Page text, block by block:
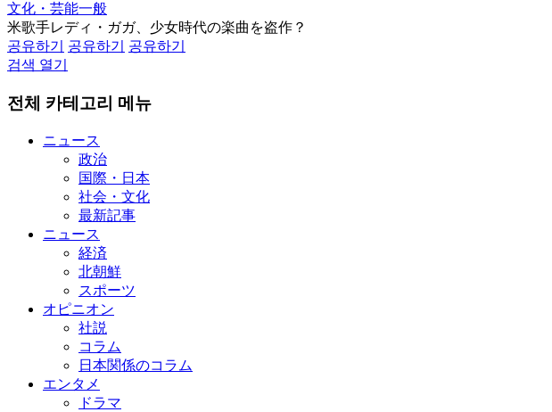
文化・芸能一般
米歌手レディ・ガガ、少女時代の楽曲を盗作？
공유하기
공유하기
공유하기
검색 열기
전체 카테고리 메뉴
ニュース
政治
国際・日本
社会・文化
最新記事
ニュース
経済
北朝鮮
スポーツ
オピニオン
社説
コラム
日本関係のコラム
エンタメ
ドラマ